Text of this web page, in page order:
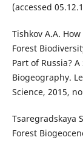
(accessed
Tishkov A.A.
Forest
Part of Russia?
Biogeography.
Science, 2015,
Tsaregradskaya
Forest